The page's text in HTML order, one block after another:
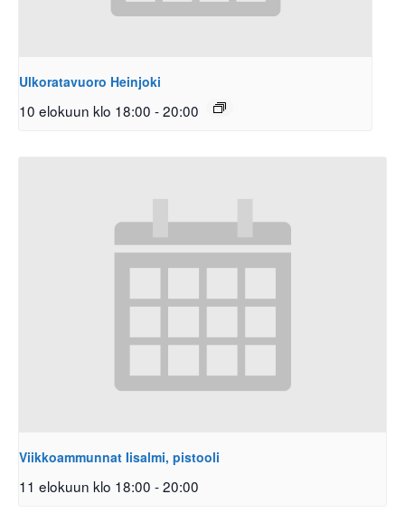
Ulkoratavuoro Heinjoki
10 elokuun klo 18:00 -20:00
Viikkoammunnat Iisalmi, pistooli
11 elokuun klo 18:00 -20:00